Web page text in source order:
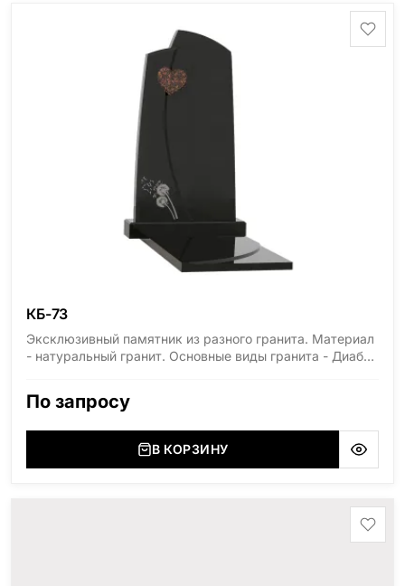
КБ-73
Эксклюзивный памятник из разного гранита. Материал
- натуральный гранит. Основные виды гранита - Диабаз
(Украина, Житомерская область), Лабродарит
(Украина, Житомерская область), Сюксюансаари
(Россия, Карелия), Амфиболит (Россия, Мурманская
По запросу
В КОРЗИНУ